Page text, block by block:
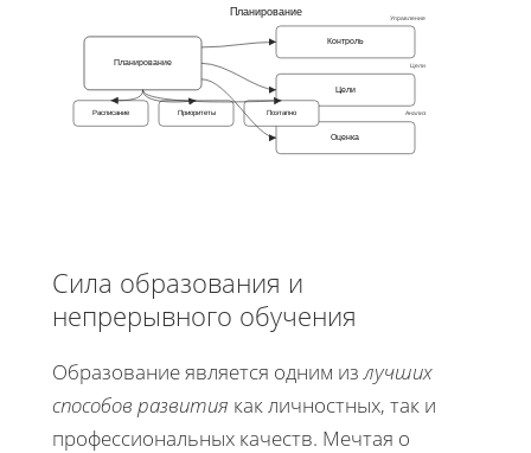
Планирование
Планирование
Контроль
Цели
Оценка
Расписание Приоритеты Поэтапно
Управление
Цели
Анализ
Сила образования и
непрерывного обучения
Образование является одним из лучших
способов развития как личностных, так и
профессиональных качеств. Мечтая о